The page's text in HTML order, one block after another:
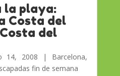
la playa:
Costa del
del
14, 2008 | Barcelona,
fin de semana